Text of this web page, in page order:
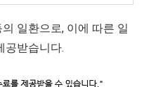
일환으로, 이에 따른 일
공받습니다.